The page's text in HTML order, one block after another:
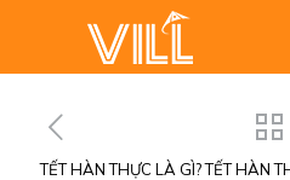
TẾT HÀN THỰC LÀ GÌ? TẾT HÀN